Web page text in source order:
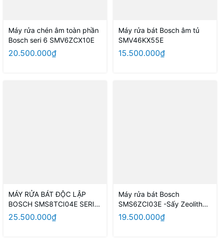
Máy rửa chén âm toàn phần
Bosch seri 6 SMV6ZCX10E
20.500.000₫
Máy rửa bát Bosch âm tủ
SMV46KX55E
15.500.000₫
MÁY RỬA BÁT ĐỘC LẬP
BOSCH SMS8TCI04E SERIE
8 - SẤY ZEOLITH
25.500.000₫
Máy rửa bát Bosch
SMS6ZCI03E -Sấy Zeolith
và đèn Emotionlight
19.500.000₫